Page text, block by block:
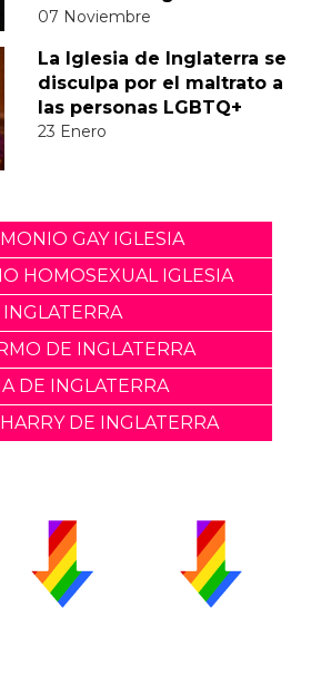
07 Noviembre
La Iglesia de Inglaterra se
disculpa por el maltrato a
las personas LGBTQ+
23 Enero
GAY IGLESIA
HOMOSEXUAL IGLESIA
INGLATERRA
DE INGLATERRA
DE INGLATERRA
DE INGLATERRA